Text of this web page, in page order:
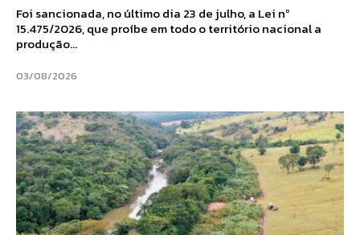
Foi sancionada, no último dia 23 de julho, a Lei nº
15.475/2026, que proíbe em todo o território nacional a
produção...
03/08/2026